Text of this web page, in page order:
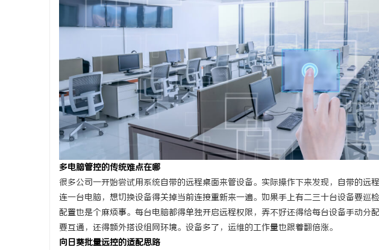
多电脑管控的传统难点在哪
很多公司一开始尝试用系统自带的远程桌面来管设备。实际操作下来发现，自带的远
连一台电脑，想切换设备得关掉当前连接重新来一遍。如果手上有二三十台设备要巡
配置也是个麻烦事。每台电脑都得单独开启远程权限，弄不好还得给每台设备手动分
要互通，还得额外搭设组网环境。设备多了，运维的工作量也跟着翻倍涨。
向日葵批量远控的适配思路
武汉配眼镜 上海配眼镜 贝净 AC 国际医疗实验室，标准化研发体
全解析